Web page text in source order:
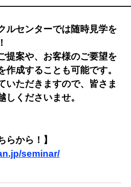
ルセンターでは随時見学を
提案や、お客様のご要望を
作成することも可能です。
いただきますので、皆さま
しくださいませ。
らから！】
seminar/